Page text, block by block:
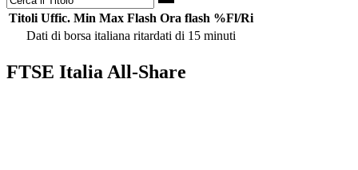
Titoli Uffic. Min Max Flash Ora flash %Fl/Ri
Dati di borsa italiana ritardati di 15 minuti
FTSE Italia All-Share